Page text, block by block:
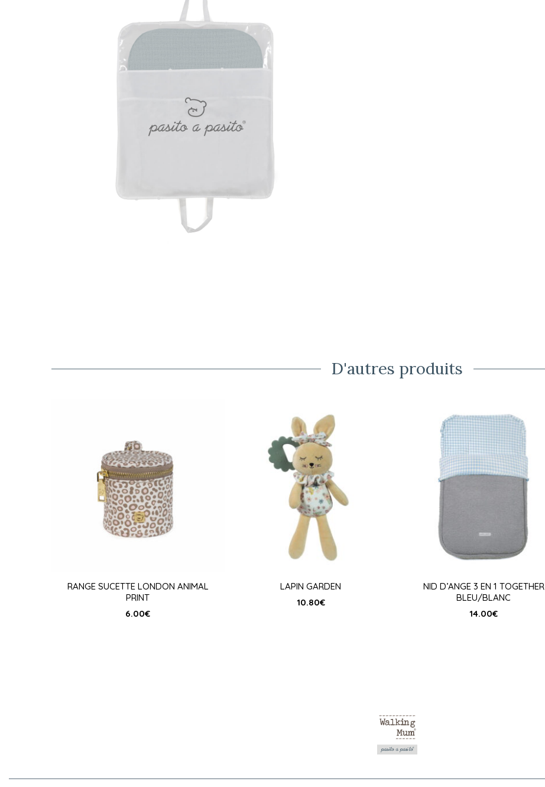
D'autres produits
RANGE SUCETTE LONDON ANIMAL
PRINT
6.00€
LAPIN GARDEN
10.80€
NID D’ANGE 3 EN 1 TOGETHER
BLEU/BLANC
14.00€